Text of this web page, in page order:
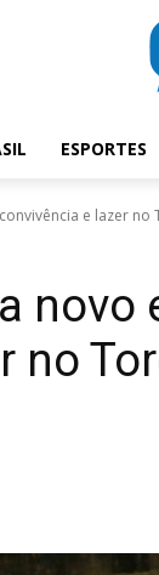
ESPORTES
e lazer no
novo
no